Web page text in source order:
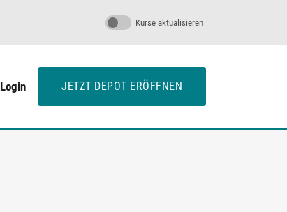
Kurse aktualisieren
Login JETZT DEPOT ERÖFFNEN